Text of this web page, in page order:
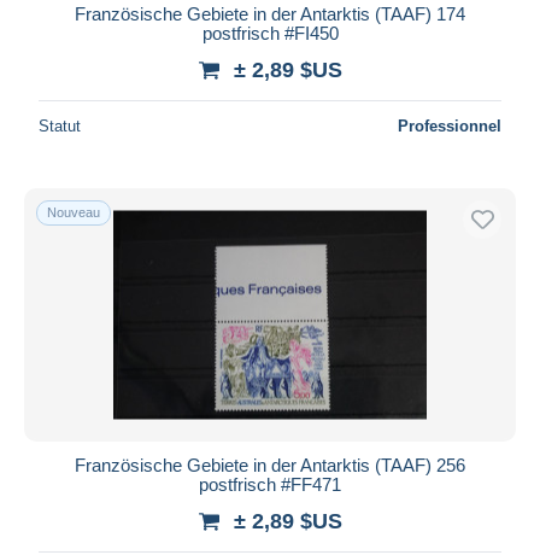
Französische Gebiete in der Antarktis (TAAF) 174
postfrisch #FI450
± 2,89 $US
Statut Professionnel
Nouveau
Französische Gebiete in der Antarktis (TAAF) 256
postfrisch #FF471
± 2,89 $US